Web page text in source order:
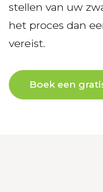
stellen van uw
het proces dan
vereist.
Boek een